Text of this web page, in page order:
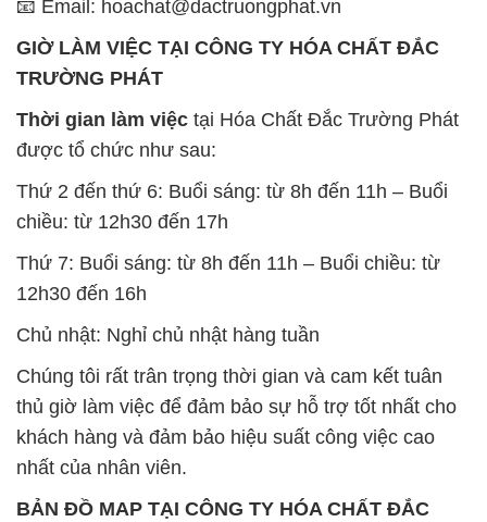
📧 Email: hoachat@dactruongphat.vn
GIỜ LÀM VIỆC TẠI CÔNG TY HÓA CHẤT ĐẮC
TRƯỜNG PHÁT
Thời gian làm việc tại Hóa Chất Đắc Trường Phát
được tổ chức như sau:
Thứ 2 đến thứ 6: Buổi sáng: từ 8h đến 11h – Buổi
chiều: từ 12h30 đến 17h
Thứ 7: Buổi sáng: từ 8h đến 11h – Buổi chiều: từ
12h30 đến 16h
Chủ nhật: Nghỉ chủ nhật hàng tuần
Chúng tôi rất trân trọng thời gian và cam kết tuân
thủ giờ làm việc để đảm bảo sự hỗ trợ tốt nhất cho
khách hàng và đảm bảo hiệu suất công việc cao
nhất của nhân viên.
BẢN ĐỒ MAP TẠI CÔNG TY HÓA CHẤT ĐẮC